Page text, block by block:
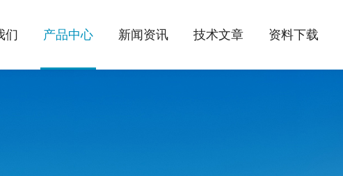
们 产品中心 新闻资讯 技术文章 资料下载